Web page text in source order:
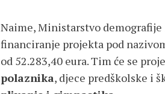
Naime, Ministarstvo
financiranje projekta pod
od 52.283,40 eura. Tim će se
polaznika, djece predškolske i